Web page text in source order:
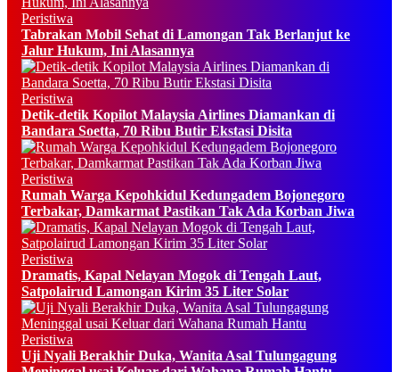
Peristiwa
Tabrakan Mobil Sehat di Lamongan Tak Berlanjut ke
Jalur Hukum, Ini Alasannya
Peristiwa
Detik-detik Kopilot Malaysia Airlines Diamankan di
Bandara Soetta, 70 Ribu Butir Ekstasi Disita
Peristiwa
Rumah Warga Kepohkidul Kedungadem Bojonegoro
Terbakar, Damkarmat Pastikan Tak Ada Korban Jiwa
Peristiwa
Dramatis, Kapal Nelayan Mogok di Tengah Laut,
Satpolairud Lamongan Kirim 35 Liter Solar
Peristiwa
Uji Nyali Berakhir Duka, Wanita Asal Tulungagung